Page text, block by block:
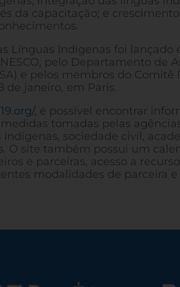
da capacitação; e
Línguas Indígenas foi
pelo Departamento de
e pelos membros do
de janeiro, em Paris.
, é possível encontrar
medidas tomadas pelas
indígenas, sociedade civil,
O site também possui um
e parceiras, acesso a
modalidades de parceira